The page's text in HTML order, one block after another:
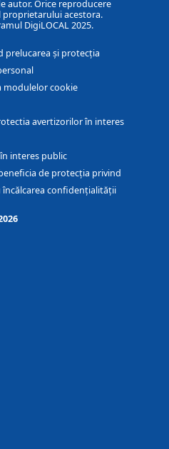
autor. Orice reproducere
proprietarului acestora.
DigiLOCAL 2025.
prelucarea și protecția
modulelor cookie
avertizorilor în interes
interes public
de protecția privind
confidențialității